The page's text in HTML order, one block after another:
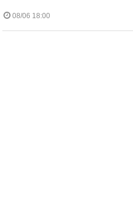
08/06 18:00